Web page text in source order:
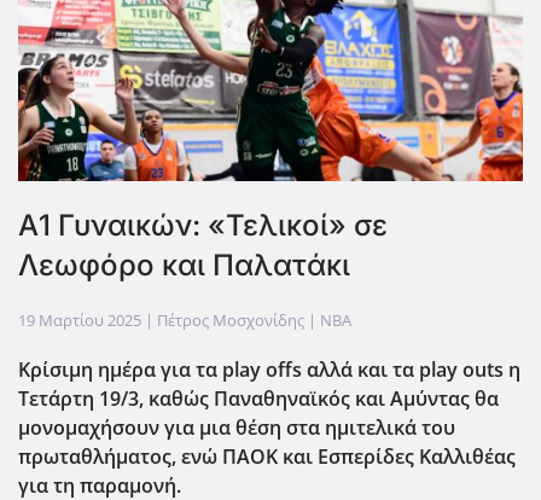
Α1 Γυναικών: «Τελικοί» σε
Λεωφόρο και Παλατάκι
19 Μαρτίου 2025 | Πέτρος Μοσχονίδης | NBA
Κρίσιμη ημέρα για τα play offs αλλά και τα play outs η
Τετάρτη 19/3, καθώς Παναθηναϊκός και Αμύντας θα
μονομαχήσουν για μια θέση στα ημιτελικά του
πρωταθλήματος, ενώ ΠΑΟΚ και Εσπερίδες Καλλιθέας
για τη παραμονή.